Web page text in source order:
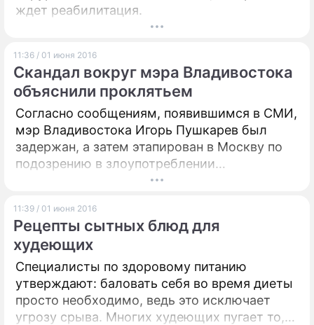
ждет реабилитация.
11:36 / 01 июня 2016
Скандал вокруг мэра Владивостока
объяснили проклятьем
Согласно сообщениям, появившимся в СМИ,
мэр Владивостока Игорь Пушкарев был
задержан, а затем этапирован в Москву по
подозрению в злоупотреблении
должностными полномочиями.
поступали.
11:39 / 01 июня 2016
Рецепты сытных блюд для
худеющих
Специалисты по здоровому питанию
утверждают: баловать себя во время диеты
просто необходимо, ведь это исключает
угрозу срыва. Многих худеющих пугает то,